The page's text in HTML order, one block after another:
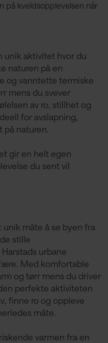
på kveldsopplevelsen når
unik aktivitet hvor du
naturen på en
og vanntette termiske
mens du svever
av ro, stillhet og
for avslapning,
naturen.
gir en helt egen
du sent vil
unik måte å se byen fra
stille
urbane
Med komfortable
og tørr mens du driver
perfekte aktiviteten
finne ro og oppleve
måte.
varmen fra en